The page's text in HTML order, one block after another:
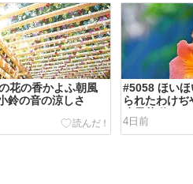
花の香かよふ朝風
鈴の音の涼しさ
#5058 ほい
られたわけぢ
凌霄花咲く
4日前